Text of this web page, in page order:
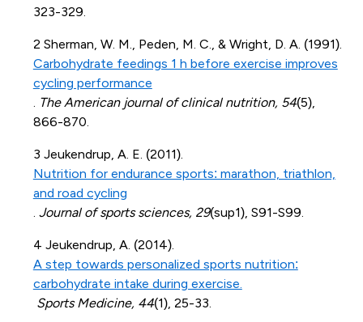
323-329.
2 Sherman, W. M., Peden, M. C., & Wright, D. A. (1991).
Carbohydrate feedings 1 h before exercise improves
cycling performance
The American journal of clinical nutrition, 54(5),
866-870.
3 Jeukendrup, A. E. (2011).
Nutrition for endurance sports: marathon, triathlon,
and road cycling
Journal of sports sciences, 29(sup1), S91-S99.
4 Jeukendrup, A. (2014).
A step towards personalized sports nutrition:
carbohydrate intake during exercise.
Sports Medicine, 44(1), 25-33.